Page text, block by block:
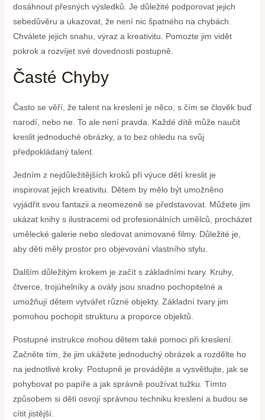
dosáhnout přesných výsledků. Je důležité podporovat jejich
sebedůvěru a ukazovat, že není nic špatného na chybách.
Chválete jejich snahu, výraz a kreativitu. Pomozte jim vidět
pokrok a rozvíjet své dovednosti postupně.
Časté Chyby
Často se věří, že talent na kreslení je něco, s čím se člověk buď
narodí, nebo ne. To ale není pravda. Každé dítě může naučit
kreslit jednoduché obrázky, a to bez ohledu na svůj
předpokládaný talent.
Jedním z nejdůležitějších kroků při výuce dětí kreslit je
inspirovat jejich kreativitu. Dětem by mělo být umožněno
vyjádřit svou fantazii a neomezeně se představovat. Můžete jim
ukázat knihy s ilustracemi od profesionálních umělců, procházet
umělecké galerie nebo sledovat animované filmy. Důležité je,
aby děti měly prostor pro objevování vlastního stylu.
Dalším důležitým krokem je začít s základními tvary. Kruhy,
čtverce, trojúhelníky a ovály jsou snadno pochopitelné a
umožňují dětem vytvářet různé objekty. Základní tvary jim
pomohou pochopit strukturu a proporce objektů.
Postupné instrukce mohou dětem také pomoci při kreslení.
Začněte tím, že jim ukážete jednoduchý obrázek a rozdělte ho
na jednotlivé kroky. Postupně je provádějte a vysvětlujte, jak se
pohybovat po papíře a jak správně používat tužku. Tímto
způsobem si děti osvojí správnou techniku kreslení a budou se
cítit jistější.